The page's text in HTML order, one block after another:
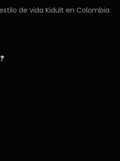
de vida Kidult en Colombia.